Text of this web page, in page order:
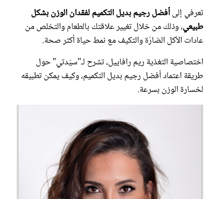
تعرفي إلىأفضل رجيم بديل التكميم لفقدان الوزن بشكل
طبيعي، وذلك من خلال تغيير علاقتك بالطعام والتخلص من
عادات الأكل الضارّة والتكيف مع نمط حياة أكثر صحة.
اختصاصية التغذية ريم رافاييل، تشرح لـ"سيّدتي" حول
طريقة اعتماد أفضل رجيم بديل التكميم، وكيف يمكن تطبيقه
لخسارة الوزن بسرعة.